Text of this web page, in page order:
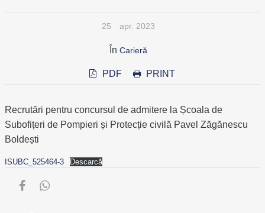
25 apr. 2023
În Carieră
PDF PRINT
Recrutări pentru concursul de admitere la Școala de
Subofițeri de Pompieri și Protecție civilă Pavel Zăgănescu
Boldești
ISUBC_525464-3 Descarcă